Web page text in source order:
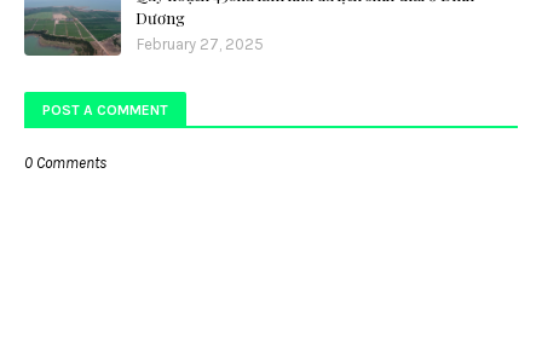
Dương
February 27, 2025
POST A COMMENT
0 Comments